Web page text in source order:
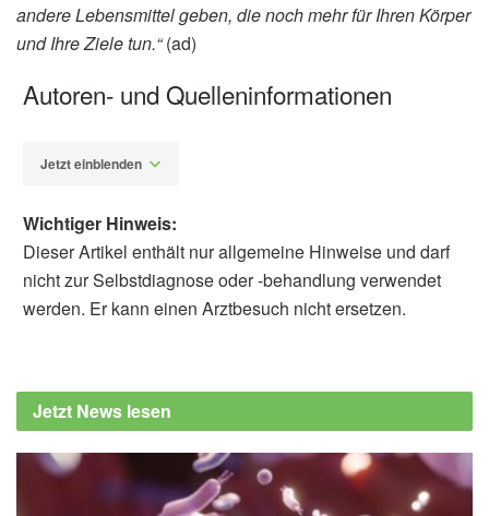
andere Lebensmittel geben, die noch mehr für Ihren Körper
und Ihre Ziele tun.“(ad)
Autoren- und Quelleninformationen
Jetzt einblenden
Healthy for You?, (Abruf: 14.07.2024),
health.clevelandclinic.org
Wichtiger Hinweis:
Dieser Artikel enthält nur allgemeine Hinweise und darf
nicht zur Selbstdiagnose oder -behandlung verwendet
werden. Er kann einen Arztbesuch nicht ersetzen.
Jetzt News lesen